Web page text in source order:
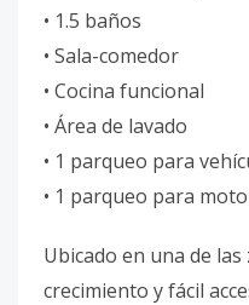
• 1.5 baños
• Sala-comedor
• Cocina funcional
• Área de lavado
• 1 parqueo para
• 1 parqueo para
Ubicado en una de
crecimiento y fácil